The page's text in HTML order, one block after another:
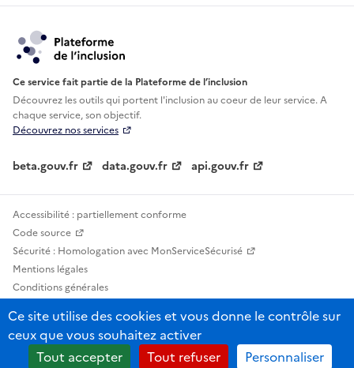
Ce service fait partie de la Plateforme de l’inclusion
Découvrez les outils qui portent l'inclusion aucoeur de leur service. A
chaque service, son objectif.
Découvrez nos services
beta.gouv.fr data.gouv.fr api.gouv.fr
Accessibilité : partiellement conforme
Code source
Sécurité : Homologation avec MonServiceSécurisé
Mentions légales
Conditions générales
Statistiques, lexiques et indicateurs
Sauf mention contraire, tous les contenus de ce site sont sous licence
etalab-2.0
Ce site utilise des cookies et vous donne le contrôle sur
ceux que vous souhaitez activer
Tout accepter
Tout refuser Personnaliser